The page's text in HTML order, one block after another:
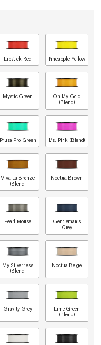
Lipstick Red Pineapple Yellow
Mystic Green
Oh My Gold
(Blend)
Prusa Pro Green Ms. Pink (Blend)
Viva La Bronze
(Blend)
Noctua Brown
Pearl Mouse
Gentleman's
Grey
My Silverness
(Blend)
Noctua Beige
Gravity Grey
Lime Green
(Blend)